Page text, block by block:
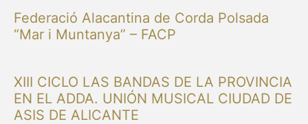
Federació Alacantina de Corda Polsada
“Mar i Muntanya” – FACP
XIII CICLO LAS BANDAS DE LA PROVINCIA
EN EL ADDA. UNIÓN MUSICAL CIUDAD DE
ASIS DE ALICANTE